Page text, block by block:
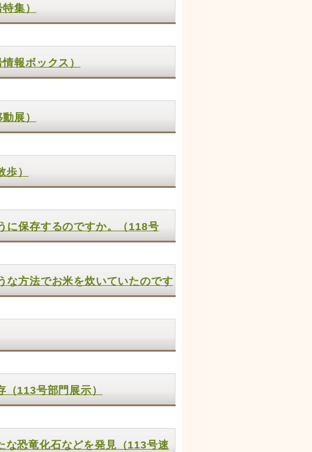
集）
報ボックス）
展）
）
に保存するのですか。（118号
な方法でお米を炊いていたのです
113号部門展示）
な恐竜化石などを発見（113号速